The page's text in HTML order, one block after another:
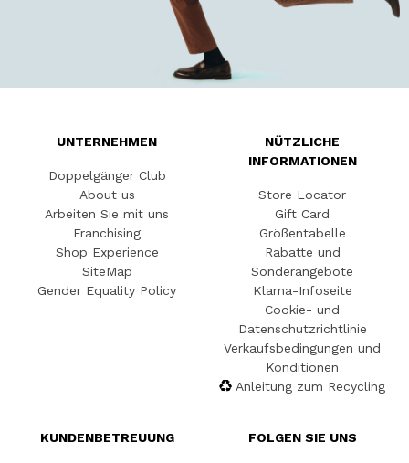
UNTERNEHMEN
Doppelgänger Club
About us
Arbeiten Sie mit uns
Franchising
Shop Experience
SiteMap
Gender Equality Policy
NÜTZLICHE
INFORMATIONEN
Store Locator
Gift Card
Größentabelle
Rabatte und
Sonderangebote
Klarna-Infoseite
Cookie- und
Datenschutzrichtlinie
Verkaufsbedingungen und
Konditionen
Anleitung zum Recycling
KUNDENBETREUUNG FOLGEN SIE UNS